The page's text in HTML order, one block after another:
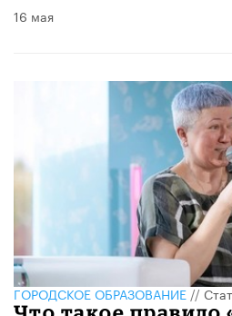
16 мая
ГОРОДСКОЕ ОБРАЗОВАНИЕ//